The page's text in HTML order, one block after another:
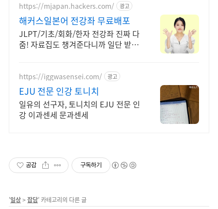
https://mjapan.hackers.com/ 광고
해커스일본어 전강좌 무료배포
JLPT/기초/회화/한자 전강좌 진짜 다
줌! 자료집도 챙겨준다니까 일단 받아
https://iggwasensei.com/ 광고
EJU 전문 인강 토니치
일유의 선구자, 토니치의 EJU 전문 인
강 이과센세 문과센세
공감 구독하기
'일상> 잡담' 카테고리의 다른 글